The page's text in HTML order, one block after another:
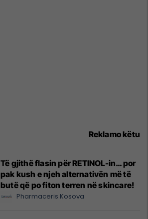
Reklamo këtu
Të gjithë flasin për RETINOL-in… por
pak kush e njeh alternativën më të
butë që po fiton terren në skincare!
Pharmaceris Kosova